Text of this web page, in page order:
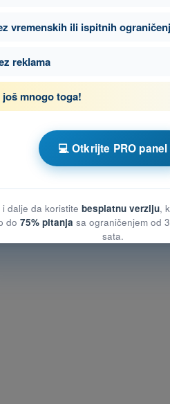
149
STS - Potvrda o
DRON STS - Vazduhoplovno
vremenskih ili ispitnih
reklama
još mnogo toga!
💻 Otkrijte PRO panel
i dalje da koristite besplatnu verziju,
do 75% pitanja sa ograničenjem od
sata.